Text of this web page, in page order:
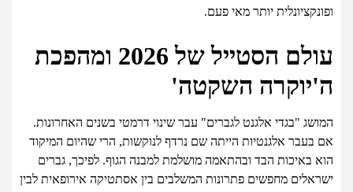
ופונקציונלית יותר מאי פעם.
עולם הסטייל של 2026 ומהפכת
ה'יוקרה השקטה'
המושג "בגדי אלגנט לגברים" עבר שינוי דרמטי בשנים האחרונות.
אם בעבר אלגנטיות הייתה שם נרדף לנוקשות, הרי שהיום המיקוד
הוא באיכות הבד ובהתאמה מושלמת למבנה הגוף. לפיכך, גברים
ישראלים מחפשים פתרונות המשלבים בין אסתטיקה אירופאית לבין